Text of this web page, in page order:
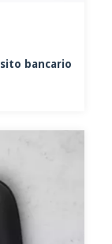
bancario